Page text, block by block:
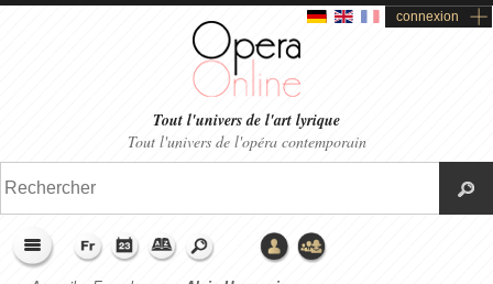
connexion
Tout l'univers de l'art lyrique
Tout l'univers de l'opéra contemporain